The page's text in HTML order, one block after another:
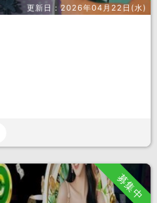
更新日：2026年04月22日(水)
募集中